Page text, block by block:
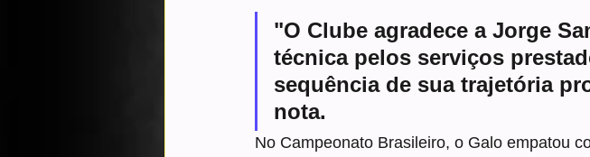
"O Clube agradece a Jorge
técnica pelos serviços
sequência de sua trajetória
nota.
No Campeonato Brasileiro, o Galo empatou